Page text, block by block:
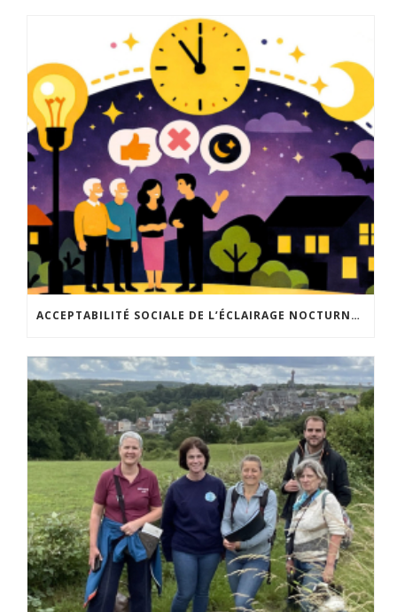
ACCEPTABILITÉ SOCIALE DE L’ÉCLAIRAGE NOCTURNE : LE REPLAY EST DISPONIBLE